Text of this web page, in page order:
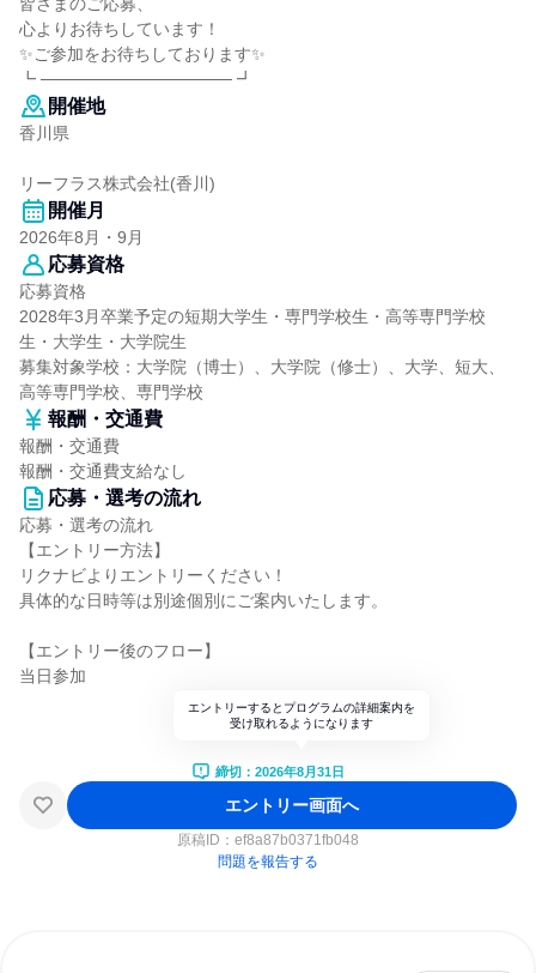
心よりお待ちしています！
✨ご参加をお待ちしております✨
┗ ──────────────── ┛
開催地
香川県
リーフラス株式会社(香川)
開催月
2026年8月・9月
応募資格
応募資格
2028年3月卒業予定の短期大学生・専門学校生・高等専門学校
生・大学生・大学院生
募集対象学校：大学院（博士）、大学院（修士）、大学、短大、
高等専門学校、専門学校
報酬・交通費
報酬・交通費
報酬・交通費支給なし
応募・選考の流れ
応募・選考の流れ
【エントリー方法】
リクナビよりエントリーください！
具体的な日時等は別途個別にご案内いたします。
【エントリー後のフロー】
当日参加
エントリーするとプログラムの詳細案内を
受け取れるようになります
締切：2026年8月31日
エントリー画面へ
原稿ID： ef8a87b0371fb048
問題を報告する